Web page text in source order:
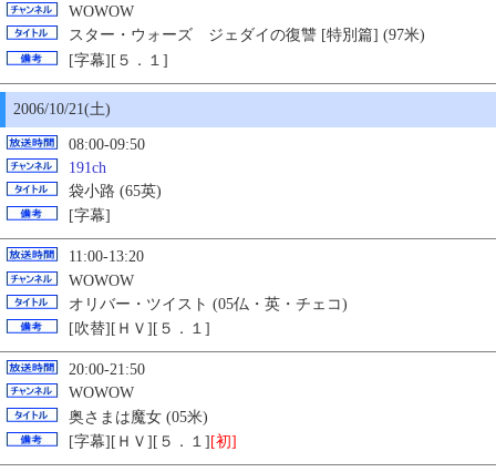
WOWOW
スター・ウォーズ ジェダイの復讐 [特別篇] (97米)
[字幕][５．１]
2006/10/21(土)
08:00-09:50
191ch
袋小路 (65英)
[字幕]
11:00-13:20
WOWOW
オリバー・ツイスト (05仏・英・チェコ)
[吹替][ＨＶ][５．１]
20:00-21:50
WOWOW
奥さまは魔女 (05米)
[字幕][ＨＶ][５．１] [初]